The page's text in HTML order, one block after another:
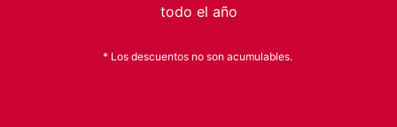
todo el año
* Los descuentos no son acumulables.